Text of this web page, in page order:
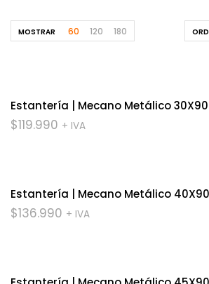
MOSTRAR 60 120 180
Estantería | Mecano Metálico 30X90
$119.990 + IVA
Estantería | Mecano Metálico 40X90
$136.990 + IVA